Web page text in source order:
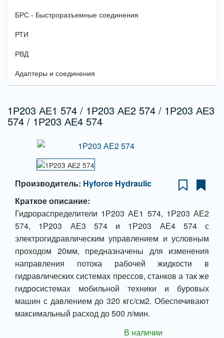
БРС - Быстроразъемные соединения
РТИ
РВД
Адаптеры и соединения
1Р203 АЕ1 574 / 1Р203 АЕ2 574 / 1Р203 АЕ3
574 / 1Р203 АЕ4 574
Производитель: Hyforce Hydraulic
Краткое описание:
Гидрораспределители 1Р203 АЕ1 574, 1Р203 АЕ2
574, 1Р203 АЕ3 574 и 1Р203 АЕ4 574 с
электрогидравлическим управлением и условным
проходом 20мм, предназначены для изменения
направления потока рабочей жидкости в
гидравлических системах прессов, станков а так же
гидросистемах мобильной техники и буровых
машин с давлением до 320 кгс/см2. Обеспечивают
максимальный расход до 500 л/мин.
В наличии